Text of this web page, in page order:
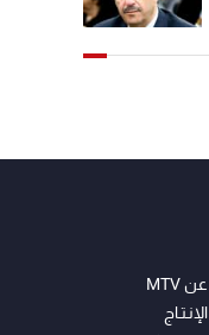
عن MTV
الإنـتـاج